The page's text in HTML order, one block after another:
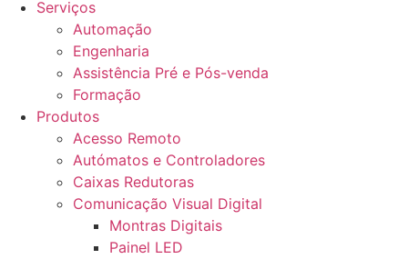
Serviços
Automação
Engenharia
Assistência Pré e Pós-venda
Formação
Produtos
Acesso Remoto
Autómatos e Controladores
Caixas Redutoras
Comunicação Visual Digital
Montras Digitais
Painel LED